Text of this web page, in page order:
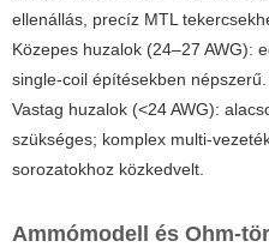
ellenállás, precíz MTL
Közepes huzalok (24–27 AWG):
single-coil építésekben népszerű.
Vastag huzalok (<24 AWG):
szükséges; komplex multi-
sorozatokhoz közkedvelt.
Ammómodell és Ohm-